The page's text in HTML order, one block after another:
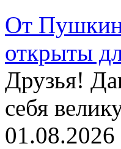
От
открыты
Друзья!
себя
01.08.2026